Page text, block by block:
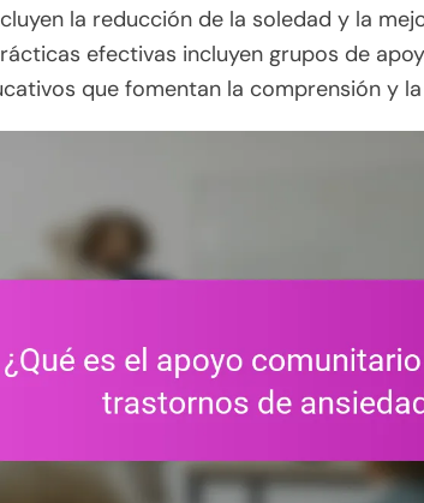
la reducción de la soledad y la
efectivas incluyen grupos de
que fomentan la comprensión y